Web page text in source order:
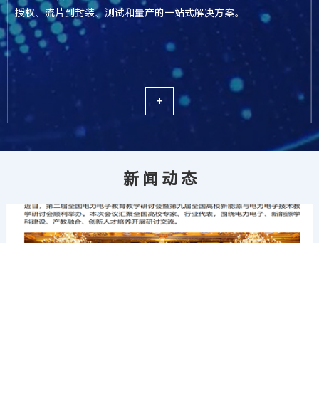
授权、流片到封装、测试和量产的一站式解决方案。
+
新闻动态